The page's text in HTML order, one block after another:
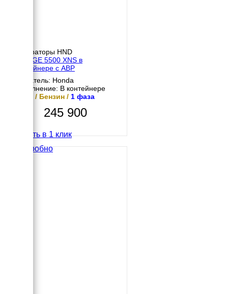
Генераторы HND
HND GE 5500 XNS в
контейнере с АВР
Двигатель: Honda
Исполнение: В контейнере
5 кВт / Бензин / 1 фаза
245 900
Купить в 1 клик
Подробно